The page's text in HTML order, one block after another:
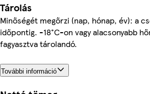
Tárolás
Minőségét megőrzi (nap, hónap, év): a
időpontig. -18°C-on vagy alacsonyabb
fagyasztva tárolandó.
További információ